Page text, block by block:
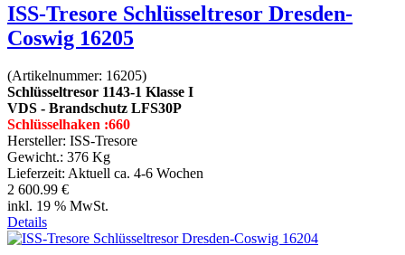
ISS-Tresore Schlüsseltresor Dresden-
Coswig 16205
(Artikelnummer: 16205)
Schlüsseltresor 1143-1 Klasse I
VDS - Brandschutz LFS30P
Schlüsselhaken :660
Hersteller: ISS-Tresore
Gewicht.: 376 Kg
Lieferzeit: Aktuell ca. 4-6 Wochen
2 600.99 €
inkl. 19 % MwSt.
Details